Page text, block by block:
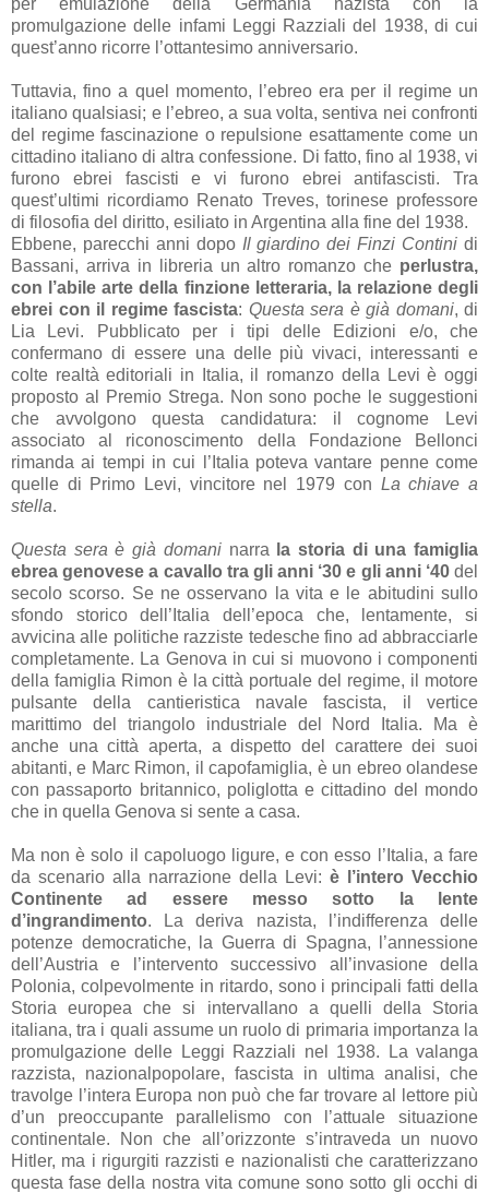
promulgazione delle infami Leggi Razziali del 1938, di cui
quest’anno ricorre l’ottantesimo anniversario.
Tuttavia, fino a quel momento, l’ebreo era per il regime un
italiano qualsiasi; e l’ebreo, a sua volta, sentiva nei confronti
del regime fascinazione o repulsione esattamente come un
cittadino italiano di altra confessione. Di fatto, fino al 1938, vi
furono ebrei fascisti e vi furono ebrei antifascisti. Tra
quest’ultimi ricordiamo Renato Treves, torinese professore
di filosofia del diritto, esiliato in Argentina alla fine del 1938.
Ebbene, parecchi anni dopo Il giardino dei Finzi Contini di
Bassani, arriva in libreria un altro romanzo che perlustra,
con l’abile arte della finzione letteraria, la relazione degli
ebrei con il regime fascista: Questa sera è già domani, di
Lia Levi. Pubblicato per i tipi delle Edizioni e/o, che
confermano di essere una delle più vivaci, interessanti e
colte realtà editoriali in Italia, il romanzo della Levi è oggi
proposto al Premio Strega. Non sono poche le suggestioni
che avvolgono questa candidatura: il cognome Levi
associato al riconoscimento della Fondazione Bellonci
rimanda ai tempi in cui l’Italia poteva vantare penne come
quelle di Primo Levi, vincitore nel 1979 con La chiave a
stella.
Questa sera è già domaninarra
la storia di una famiglia
ebrea genovese a cavallo tra gli anni ‘30 e gli anni ‘40del
secolo scorso. Se ne osservano la vita e le abitudini sullo
sfondo storico dell’Italia dell’epoca che, lentamente, si
avvicina alle politiche razziste tedesche fino ad abbracciarle
completamente. La Genova in cui si muovono i componenti
della famiglia Rimon è la città portuale del regime, il motore
pulsante della cantieristica navale fascista, il vertice
marittimo del triangolo industriale del Nord Italia. Ma è
anche una città aperta, a dispetto del carattere dei suoi
abitanti, e Marc Rimon, il capofamiglia, è un ebreo olandese
con passaporto britannico, poliglotta e cittadino del mondo
che in quella Genova si sente a casa.
Ma non è solo il capoluogo ligure, e con esso l’Italia, a fare
da scenario alla narrazione della Levi: è l’intero Vecchio
Continente ad essere messo sotto la lente
d’ingrandimento. La deriva nazista, l’indifferenza delle
potenze democratiche, la Guerra di Spagna, l’annessione
dell’Austria e l’intervento successivo all’invasione della
Polonia, colpevolmente in ritardo, sono i principali fatti della
Storia europea che si intervallano a quelli della Storia
italiana, tra i quali assume un ruolo di primaria importanza la
promulgazione delle Leggi Razziali nel 1938. La valanga
razzista, nazionalpopolare, fascista in ultima analisi, che
travolge l’intera Europa non può che far trovare al lettore più
d’un preoccupante parallelismo con l’attuale situazione
continentale. Non che all’orizzonte s’intraveda un nuovo
Hitler, ma i rigurgiti razzisti e nazionalisti che caratterizzano
questa fase della nostra vita comune sono sotto gli occhi di